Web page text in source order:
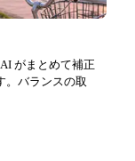
がまとめて補正
。バランスの取